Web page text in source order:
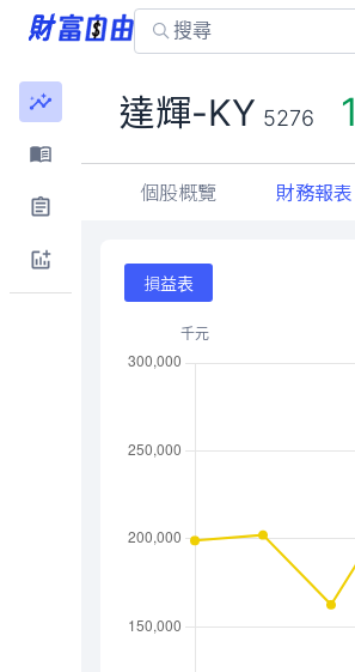
達輝-KY 5276
個股概覽 財務報表
損益表